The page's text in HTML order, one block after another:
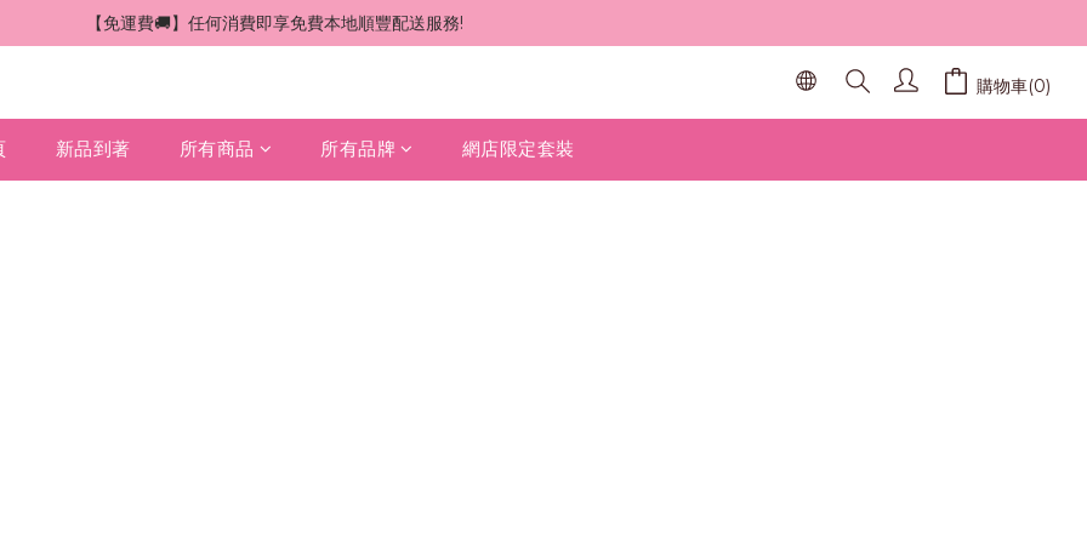
【免運費🚚】任何消費即享免費本地順豐配送服務!
購物車(0)
新品到著 所有商品 所有品牌 網店限定套裝